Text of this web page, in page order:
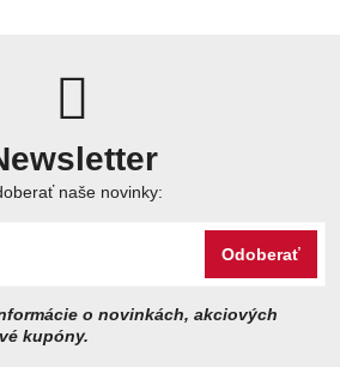
naše novinky:
Odoberať
o novinkách, akciových
kupóny.